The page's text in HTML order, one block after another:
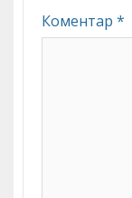
Коментар *